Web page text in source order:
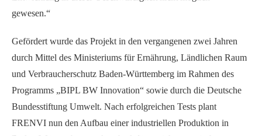
gewesen.“
Gefördert wurde das Projekt in den vergangenen zwei Jahren
durch Mittel des Ministeriums für Ernährung, Ländlichen Raum
und Verbraucherschutz Baden-Württemberg im Rahmen des
Programms „BIPL BW Innovation“ sowie durch die Deutsche
Bundesstiftung Umwelt. Nach erfolgreichen Tests plant
FRENVI nun den Aufbau einer industriellen Produktion in